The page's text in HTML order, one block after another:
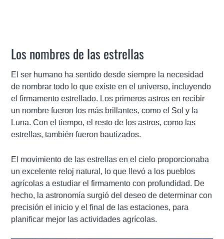
Los nombres de las estrellas
El ser humano ha sentido desde siempre la necesidad
de nombrar todo lo que existe en el universo, incluyendo
el firmamento estrellado. Los primeros astros en recibir
un nombre fueron los más brillantes, como el Sol y la
Luna. Con el tiempo, el resto de los astros, como las
estrellas, también fueron bautizados.
El movimiento de las estrellas en el cielo proporcionaba
un excelente reloj natural, lo que llevó a los pueblos
agrícolas a estudiar el firmamento con profundidad. De
hecho, la astronomía surgió del deseo de determinar con
precisión el inicio y el final de las estaciones, para
planificar mejor las actividades agrícolas.